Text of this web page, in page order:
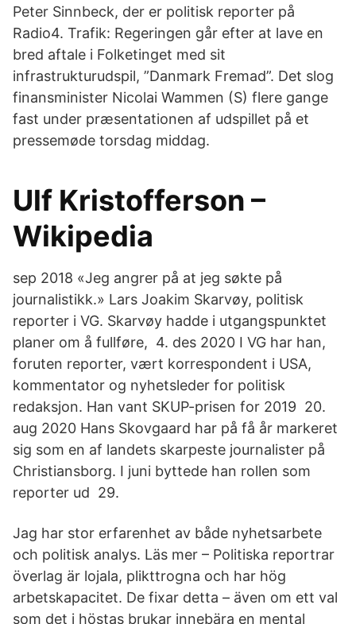
Peter Sinnbeck, der er politisk reporter på
Radio4. Trafik: Regeringen går efter at lave en
bred aftale i Folketinget med sit
infrastrukturudspil, ”Danmark Fremad”. Det slog
finansminister Nicolai Wammen (S) flere gange
fast under præsentationen af udspillet på et
pressemøde torsdag middag.
Ulf Kristofferson –
Wikipedia
sep 2018 «Jeg angrer på at jeg søkte på
journalistikk.» Lars Joakim Skarvøy, politisk
reporter i VG. Skarvøy hadde i utgangspunktet
planer om å fullføre, 4. des 2020 I VG har han,
foruten reporter, vært korrespondent i USA,
kommentator og nyhetsleder for politisk
redaksjon. Han vant SKUP-prisen for 2019 20.
aug 2020 Hans Skovgaard har på få år markeret
sig som en af landets skarpeste journalister på
Christiansborg. I juni byttede han rollen som
reporter ud 29.
Jag har stor erfarenhet av både nyhetsarbete
och politisk analys. Läs mer – Politiska reportrar
överlag är lojala, plikttrogna och har hög
arbetskapacitet. De fixar detta – även om ett val
som det i höstas brukar innebära en mental